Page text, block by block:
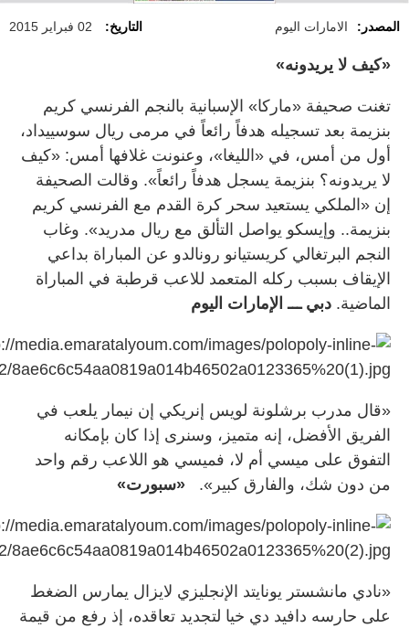
المصدر: الامارات اليوم التاريخ: 02 فبراير 2015
«كيف لا يريدونه»
تغنت صحيفة «ماركا» الإسبانية بالنجم الفرنسي كريم
بنزيمة بعد تسجيله هدفاً رائعاً في مرمى ريال سوسييداد،
أول من أمس، في «الليغا»، وعنونت غلافها أمس: «كيف
لا يريدونه؟ بنزيمة يسجل هدفاً رائعاً». وقالت الصحيفة
إن «الملكي يستعيد سحر كرة القدم مع الفرنسي كريم
بنزيمة.. وإيسكو يواصل التألق مع ريال مدريد». وغاب
النجم البرتغالي كريستيانو رونالدو عن المباراة بداعي
الإيقاف بسبب ركله المتعمد للاعب قرطبة في المباراة
الماضية. دبي ـــ الإمارات اليوم
«قال مدرب برشلونة لويس إنريكي إن نيمار يلعب في
الفريق الأفضل، إنه متميز، وسنرى إذا كان بإمكانه
التفوق على ميسي أم لا، فميسي هو اللاعب رقم واحد
من دون شك، والفارق كبير». «سبورت»
«نادي مانشستر يونايتد الإنجليزي لايزال يمارس الضغط
على حارسه دافيد دي خيا لتجديد تعاقده، إذ رفع من قيمة